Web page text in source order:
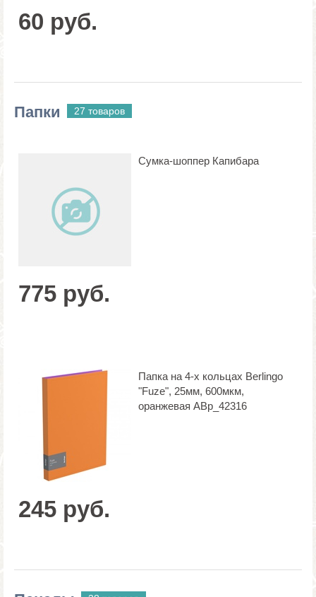
60 руб.
Папки 27 товаров
Сумка-шоппер Капибара
775 руб.
Папка на 4-х кольцах Berlingo
"Fuze", 25мм, 600мкм,
оранжевая ABp_42316
245 руб.